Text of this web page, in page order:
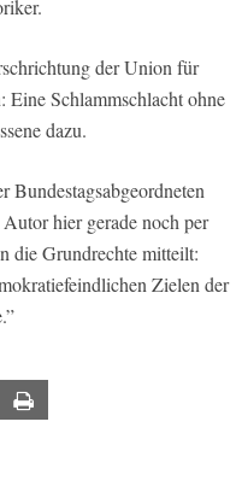
der Union für
Eine Schlammschlacht ohne
dazu.
Bundestagsabgeordneten
hier gerade noch per
die Grundrechte mitteilt:
Zielen der
Email